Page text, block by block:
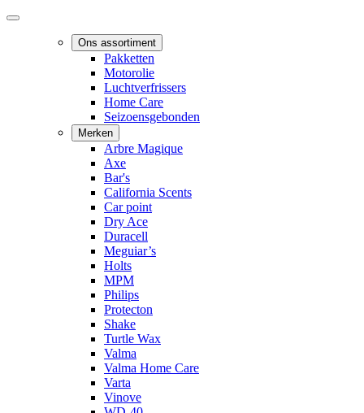
Ons assortiment
Pakketten
Motorolie
Luchtverfrissers
Home Care
Seizoensgebonden
Merken
Arbre Magique
Axe
Bar's
California Scents
Car point
Dry Ace
Duracell
Meguiar’s
Holts
MPM
Philips
Protecton
Shake
Turtle Wax
Valma
Valma Home Care
Varta
Vinove